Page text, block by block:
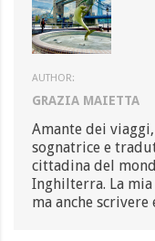
AUTHOR:
GRAZIA MAIETTA
Amante dei
sognatrice e
cittadina del
Inghilterra. La
ma anche